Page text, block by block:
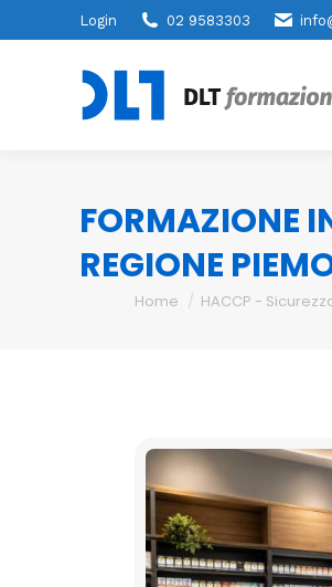
Login 02 9583303
FORMAZIONE
REGIONE
You are here:
Home HACCP -